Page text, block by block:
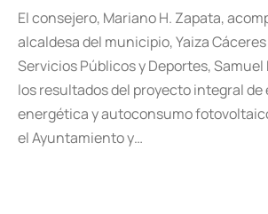
El consejero, Mariano H. Zapata,
alcaldesa del municipio, Yaiza
Servicios Públicos y Deportes, Samuel
los resultados del proyecto integral
energética y autoconsumo
el Ayuntamiento y…